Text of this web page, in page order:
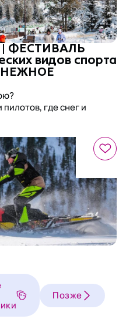
| ФЕСТИВАЛЬ
видов спорта
где снег и
Позже